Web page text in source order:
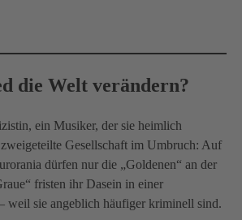
die Welt verändern?
ein Musiker, der sie heimlich
Gesellschaft im Umbruch: Auf
dürfen nur die „Goldenen“ an der
fristen ihr Dasein in einer
weil sie angeblich häufiger kriminell sind.